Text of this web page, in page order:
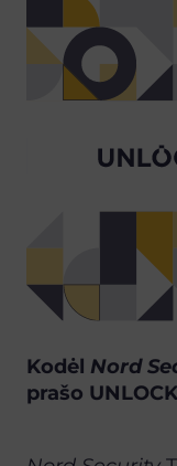
Kodėl Nord
prašo